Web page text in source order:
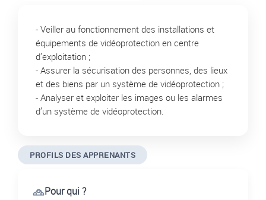
- Veiller au fonctionnement des installations et
équipements de vidéoprotection en centre
d’exploitation ;
- Assurer la sécurisation des personnes, des lieux
et des biens par un système de vidéoprotection ;
- Analyser et exploiter les images ou les alarmes
d’un système de vidéoprotection.
PROFILS DES APPRENANTS
Pour qui ?